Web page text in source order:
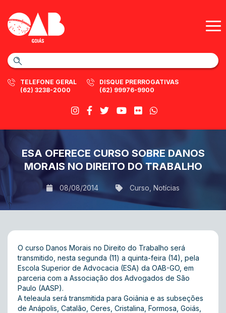
TELEFONE GERAL
(62) 3238-2000
DISQUE PRERROGATIVAS
(62) 99976-9900
ESA OFERECE CURSO SOBRE DANOS
MORAIS NO DIREITO DO TRABALHO
08/08/2014 Curso Notícias
O curso Danos Morais no Direito do Trabalho será
transmitido, nesta segunda (11) a quinta-feira (14), pela
Escola Superior de Advocacia (ESA) da OAB-GO, em
parceria com a Associação dos Advogados de São
Paulo (AASP).
A teleaula será transmitida para Goiânia e as subseções
de Anápolis, Catalão, Ceres, Cristalina, Formosa, Goiás,